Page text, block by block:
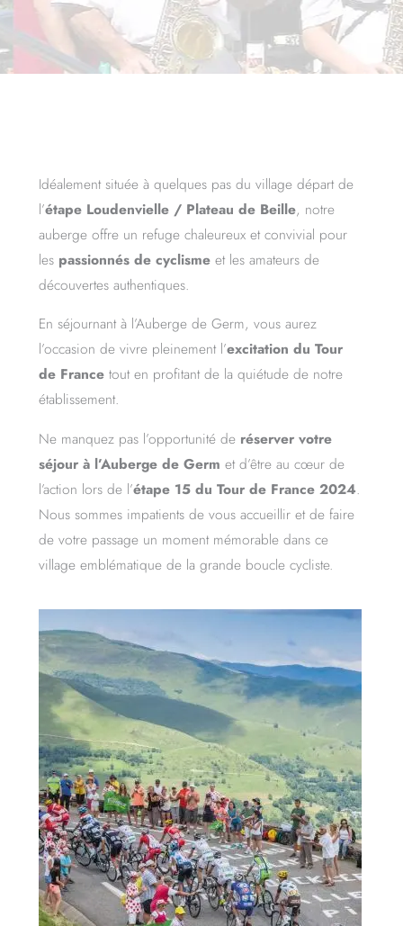
Idéalement située à quelques pas du village départ de
l’étape Loudenvielle / Plateau de Beille, notre
auberge offre un refuge chaleureux et convivial pour
les passionnés de cyclisme et les amateurs de
découvertes authentiques.
En séjournant à l’Auberge de Germ, vous aurez
l’occasion de vivre pleinement l’excitation du Tour
de France tout en profitant de la quiétude de notre
établissement.
Ne manquez pas l’opportunité de réserver votre
séjour à l’Auberge de Germ et d’être au cœur de
l’action lors de l’étape 15 du Tour de France 2024.
Nous sommes impatients de vous accueillir et de faire
de votre passage un moment mémorable dans ce
village emblématique de la grande boucle cycliste.